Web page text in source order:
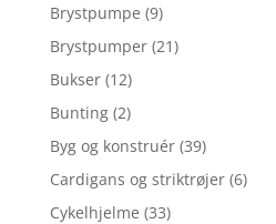
Brystpumpe (9)
Brystpumper (21)
Bukser (12)
Bunting (2)
Byg og konstruér (39)
Cardigans og striktrøjer (6)
Cykelhjelme (33)